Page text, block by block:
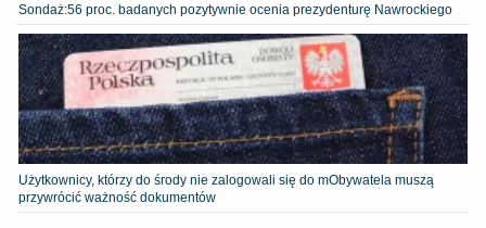
​Sondaż:56 proc. badanych pozytywnie ocenia prezydenturę Nawrockiego
Użytkownicy, którzy do środy nie zalogowali się do mObywatela muszą
przywrócić ważność dokumentów